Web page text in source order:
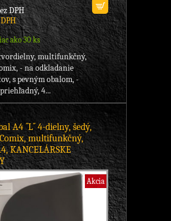
DPH
ako 30 ks
multifunkčný,
- na odkladanie
s pevným obalom, -
4...
A4 ´´L´´ 4-dielny, šedý,
multifunkčný,
KANCELÁRSKE
Akcia